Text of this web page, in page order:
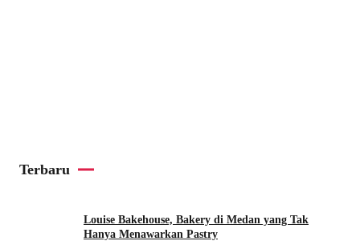
Terbaru
Louise Bakehouse, Bakery di Medan yang Tak
Hanya Menawarkan Pastry